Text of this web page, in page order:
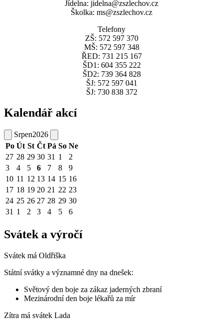
Jídelna: jidelna@zszlechov.cz
Školka: ms@zszlechov.cz
Telefony
ZŠ: 572 597 370
MŠ: 572 597 348
ŘED: 731 215 167
ŠD1: 604 355 222
ŠD2: 739 364 828
ŠJ: 572 597 041
ŠJ: 730 838 372
Kalendář akcí
Srpen2026
Po Út St Čt Pá So Ne
27 28 29 30 31 1
2
3
4 5 6 7 8
9
10 11 12 13 14 15 16
17 18 19 20 21 22 23
24 25 26 27 28 29 30
31 1 2 3 4 5 6
Svátek a výročí
Svátek má Oldřiška
Státní svátky a významné dny na dnešek:
Světový den boje za zákaz jaderných zbraní
Mezinárodní den boje lékařů za mír
Zítra má svátek Lada